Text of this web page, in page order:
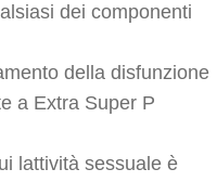
dei componenti
della disfunzione
a Extra Super P
lattività sessuale è